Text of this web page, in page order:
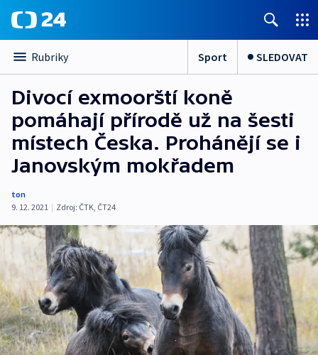
Rubriky Sport SLEDOVAT
Divocí exmoorští koně
pomáhají přírodě už na šesti
místech Česka. Prohánějí se i
Janovským mokřadem
ton
9. 12. 2021 | Zdroj: ČTK, ČT24